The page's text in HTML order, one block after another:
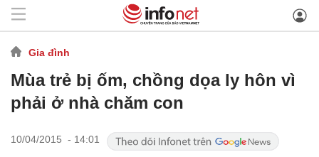
Gia đình
Mùa trẻ bị ốm, chồng dọa ly hôn vì
phải ở nhà chăm con
10/04/2015 - 14:01